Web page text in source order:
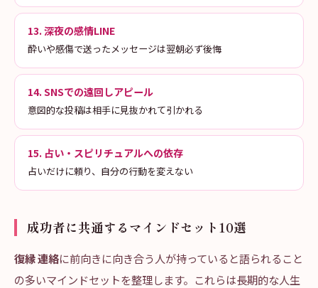
13. 深夜の感情LINE
酔いや感傷で送ったメッセージは翌朝必ず後悔
14. SNSでの遠回しアピール
意図的な投稿は相手に見抜かれて引かれる
15. 占い・スピリチュアルへの依存
占いだけに頼り、自分の行動を変えない
成功者に共通するマインドセット10選
復縁 連絡に前向きに向き合う人が持っていると語られること
の多いマインドセットを整理します。これらは長期的な人生